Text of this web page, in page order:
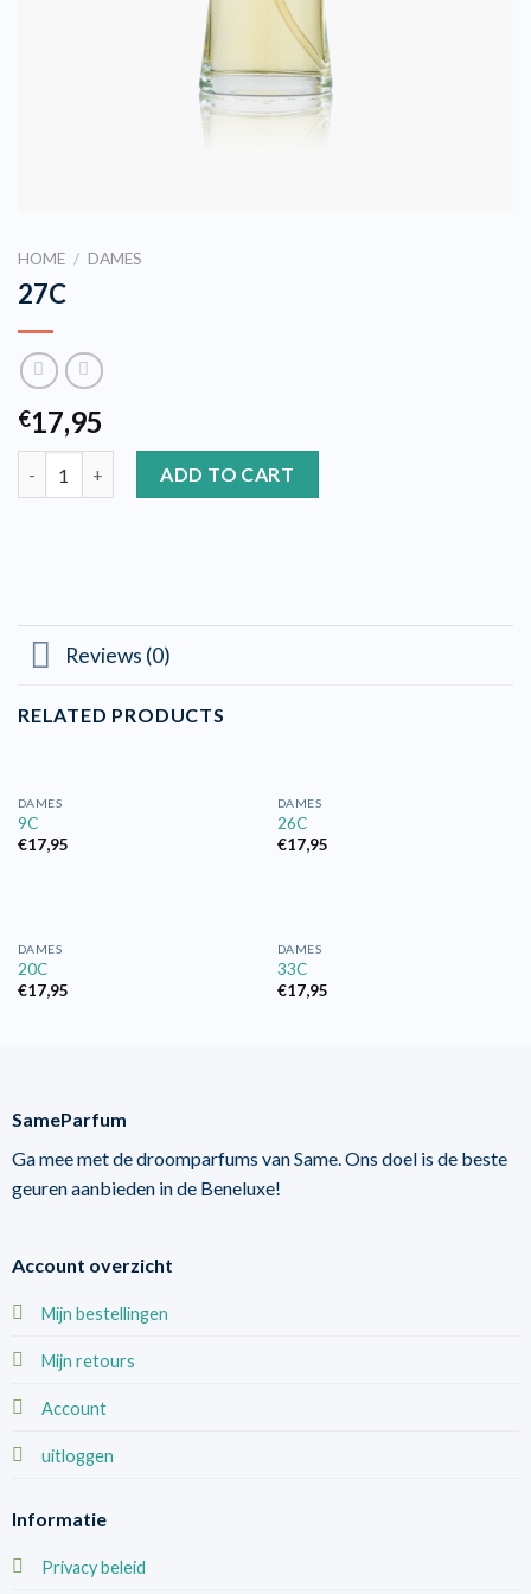
HOME / DAMES
27C
€17,95
ADD TO CART
Reviews (0)
RELATED PRODUCTS
DAMES
9C
€17,95
DAMES
26C
€17,95
DAMES
20C
€17,95
DAMES
33C
€17,95
SameParfum
Ga mee met de droomparfums van Same. Ons doel is de beste
geuren aanbieden in de Beneluxe!
Account overzicht
Mijn bestellingen
Mijn retours
Account
uitloggen
Informatie
Privacy beleid